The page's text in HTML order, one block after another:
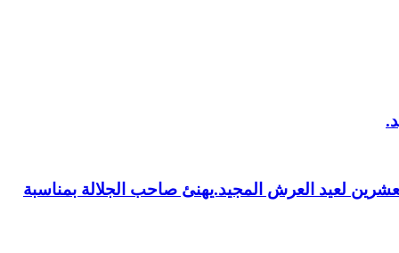
لعيد العرش المجيد.يهنئ صاحب الجلالة بمناسبة